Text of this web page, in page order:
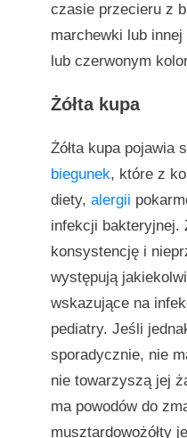
czasie przecieru z
marchewki lub
lub czerwonym
Żółta kupa
Żółta kupa pojawia
biegunek, które z
diety, alergii
infekcji bakteryjnej.
konsystencję i
występują
wskazujące na
pediatry. Jeśli
sporadycznie, nie
nie towarzyszą jej
ma powodów do
musztardowożółty